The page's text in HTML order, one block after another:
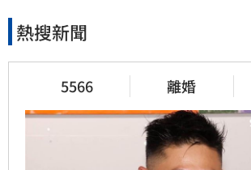
熱搜新聞
5566 離婚